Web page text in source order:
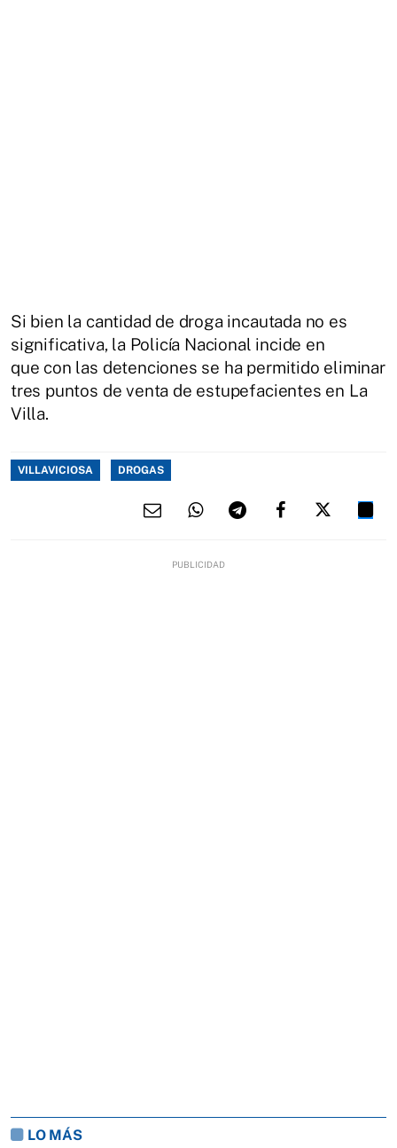
Si bien la cantidad de droga incautada no es
significativa, la Policía Nacional incide en
que con las detenciones se ha permitido eliminar
tres puntos de venta de estupefacientes en La
Villa.
VILLAVICIOSA DROGAS
LO MÁS